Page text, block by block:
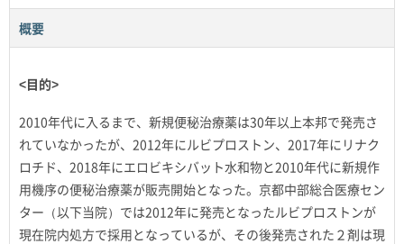
概要
<目的>
2010年代に入るまで、新規便秘治療薬は30年以上本邦で発売さ
れていなかったが、2012年にルビプロストン、2017年にリナク
ロチド、2018年にエロビキシバット水和物と2010年代に新規作
用機序の便秘治療薬が販売開始となった。京都中部総合医療セン
ター（以下当院）では2012年に発売となったルビプロストンが
現在院内処方で採用となっているが、その後発売された２剤は現